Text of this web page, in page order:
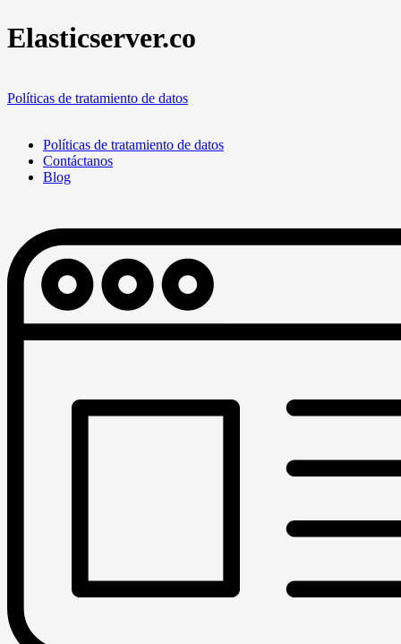
Elasticserver.co
Políticas de tratamiento de datos
Políticas de tratamiento de datos
Contáctanos
Blog